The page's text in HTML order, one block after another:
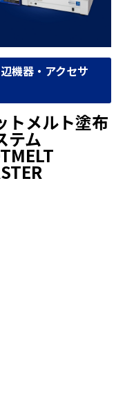
機器・アクセサ
トメルト塗布
テム